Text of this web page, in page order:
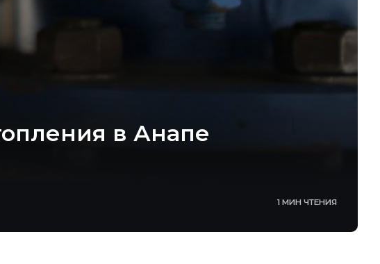
в Анапе
1 МИН ЧТЕНИЯ